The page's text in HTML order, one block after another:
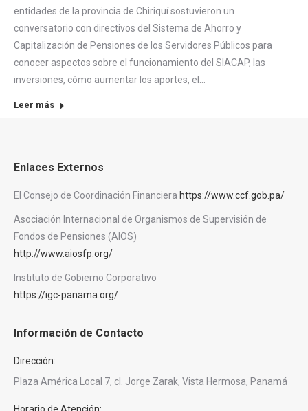
entidades de la provincia de Chiriquí sostuvieron un
conversatorio con directivos del Sistema de Ahorro y
Capitalización de Pensiones de los Servidores Públicos para
conocer aspectos sobre el funcionamiento del SIACAP, las
inversiones, cómo aumentar los aportes, el…
Leer más
Enlaces Externos
El Consejo de Coordinación Financiera https://www.ccf.gob.pa/
Asociación Internacional de Organismos de Supervisión de
Fondos de Pensiones (AIOS)
http://www.aiosfp.org/
Instituto de Gobierno Corporativo
https://igc-panama.org/
Información de Contacto
Dirección:
Plaza América Local 7, cl. Jorge Zarak, Vista Hermosa, Panamá